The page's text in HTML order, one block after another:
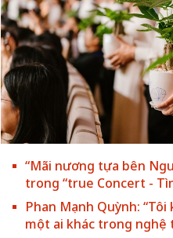
“Mãi nương tựa bên
trong “true Concert -
Phan Mạnh Quỳnh:
một ai khác trong nghệ